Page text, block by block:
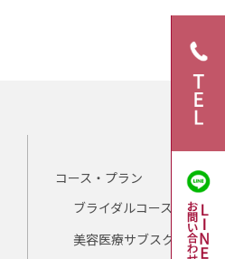
コース・プラン
ブライダルコース
美容医療サブスク